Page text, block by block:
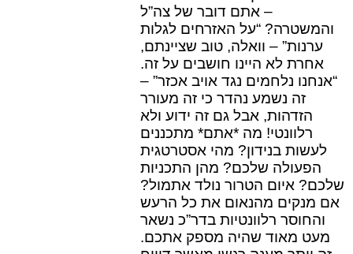
– אתם דובר של צה”ל
והמשטרה? “על האזרחים לגלות
ערנות” – וואלה, טוב שציינתם,
אחרת לא היינו חושבים על זה.
“אנחנו נלחמים נגד אויב אכזר” –
זה נשמע נהדר כי זה מעורר
הזדהות, אבל גם זה ידוע ולא
רלוונטי! מה *אתם* מתכננים
לעשות בנידון? מהי אסטרטגית
הפעולה שלכם? מהן התכניות
שלכם? איום הטרור נולד אתמול?
אם מנקים מהנאום את כל הרעש
והחוסר רלוונטיות בדר”כ נשאר
מעט מאוד שהיה מספק אתכם.